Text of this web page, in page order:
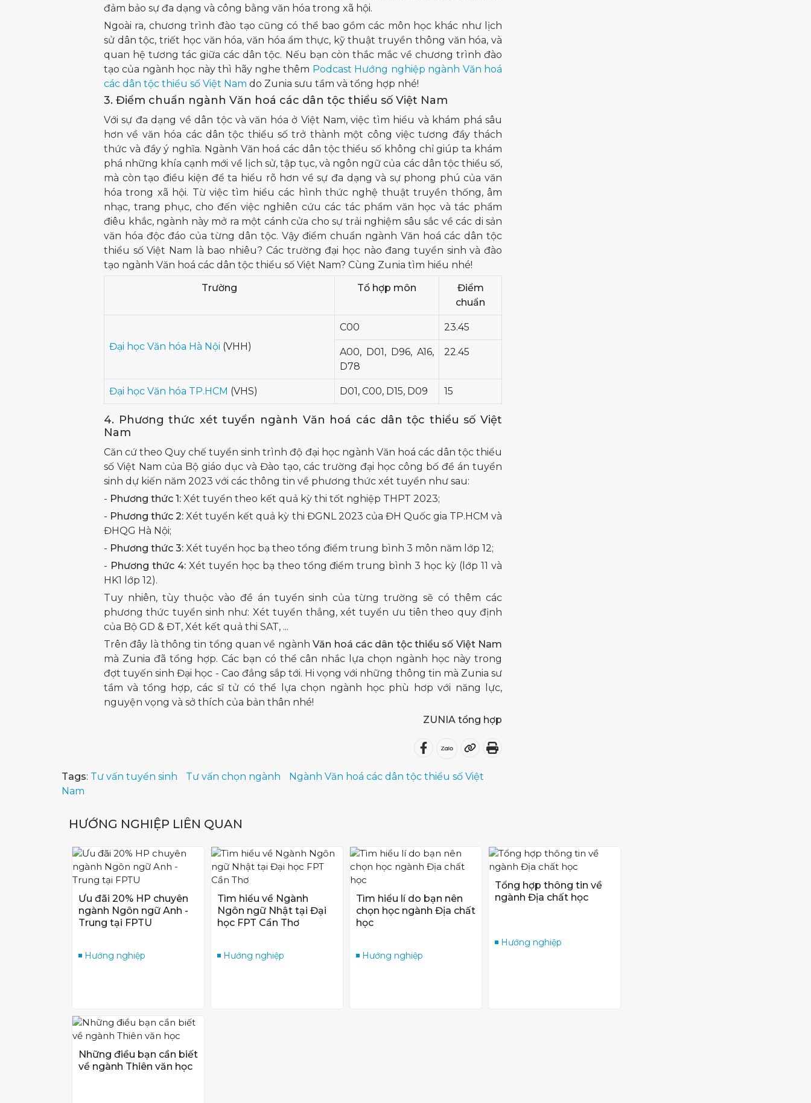
đảm bảo sự đa dạng và công bằng văn hóa trong xã hội.
Ngoài ra, chương trình đào tạo cũng có thể bao gồm các môn học khác như lịch
sử dân tộc, triết học văn hóa, văn hóa ẩm thực, kỹ thuật truyền thông văn hóa, và
quan hệ tương tác giữa các dân tộc. Nếu bạn còn thắc mắc về chương trình đào
tạo của ngành học này thì hãy nghe thêm Podcast Hướng nghiệp ngành Văn hoá
các dân tộc thiểu số Việt Nam do Zunia sưu tầm và tổng hợp nhé!
3. Điểm chuẩn ngành Văn hoá các dân tộc thiểu số Việt Nam
Với sự đa dạng về dân tộc và văn hóa ở Việt Nam, việc tìm hiểu và khám phá sâu
hơn về văn hóa các dân tộc thiểu số trở thành một công việc tương đầy thách
thức và đầy ý nghĩa. Ngành Văn hoá các dân tộc thiểu số không chỉ giúp ta khám
phá những khía cạnh mới về lịch sử, tập tục, và ngôn ngữ của các dân tộc thiểu số,
mà còn tạo điều kiện để ta hiểu rõ hơn về sự đa dạng và sự phong phú của văn
hóa trong xã hội. Từ việc tìm hiểu các hình thức nghệ thuật truyền thống, âm
nhạc, trang phục, cho đến việc nghiên cứu các tác phẩm văn học và tác phẩm
điêu khắc, ngành này mở ra một cánh cửa cho sự trải nghiệm sâu sắc về các di sản
văn hóa độc đáo của từng dân tộc. Vậy điểm chuẩn ngành Văn hoá các dân tộc
thiểu số Việt Nam là bao nhiêu? Các trường đại học nào đang tuyển sinh và đào
tạo ngành Văn hoá các dân tộc thiểu số Việt Nam? Cùng Zunia tìm hiểu nhé!
Trường
Tổ hợp môn
Điểm
chuẩn
Đại học Văn hóa Hà Nội (VHH)
C00 23.45
A00, D01, D96, A16,
D78
22.45
Đại học Văn hóa TP.HCM (VHS) D01, C00, D15, D09 15
4. Phương thức xét tuyển ngành Văn hoá các dân tộc thiểu số Việt
Nam
Căn cứ theo Quy chế tuyển sinh trình độ đại học ngành Văn hoá các dân tộc thiểu
số Việt Nam của Bộ giáo dục và Đào tạo, các trường đại học công bố đề án tuyển
sinh dự kiến năm 2023 với các thông tin về phương thức xét tuyển như sau:
- Phương thức 1: Xét tuyển theo kết quả kỳ thi tốt nghiệp THPT 2023;
- Phương thức 2: Xét tuyển kết quả kỳ thi ĐGNL 2023 của ĐH Quốc gia TP.HCM và
ĐHQG Hà Nội;
- Phương thức 3: Xét tuyển học bạ theo tổng điểm trung bình 3 môn năm lớp 12;
- Phương thức 4:Xét tuyển học bạ theo tổng điểm trung bình 3 học kỳ (lớp 11 và
HK1 lớp 12).
Tuy nhiên, tùy thuộc vào đề án tuyển sinh của từng trường sẽ có thêm các
phương thức tuyển sinh như: Xét tuyển thẳng, xét tuyển ưu tiên theo quy định
của Bộ GD & ĐT, Xét kết quả thi SAT, ...
Trên đây là thông tin tổng quan về ngànhVăn hoá các dân tộc thiểu số Việt Nam
mà Zunia đã tổng hợp. Các bạn có thể cân nhắc lựa chọn ngành học này trong
đợt tuyến sinh Đại học - Cao đẳng sắp tới. Hi vọng với những thông tin mà Zunia sư
tầm và tổng hợp, các sĩ tử có thể lựa chọn ngành học phù hơp với năng lực,
nguyện vọng và sở thích của bản thân nhé!
ZUNIA tổng hợp
Tags: Tư vấn tuyển sinh Tư vấn chọn ngành
Ngành Văn hoá các dân tộc thiểu số Việt
Nam
HƯỚNG NGHIỆP LIÊN QUAN
Ưu đãi 20% HP chuyên
ngành Ngôn ngữ Anh -
Trung tại FPTU
Hướng nghiệp
Tìm hiểu về Ngành
Ngôn ngữ Nhật tại Đại
học FPT Cần Thơ
Hướng nghiệp
Tìm hiểu lí do bạn nên
chọn học ngành Địa chất
học
Hướng nghiệp
Tổng hợp thông tin về
ngành Địa chất học
Hướng nghiệp
Những điều bạn cần biết
về ngành Thiên văn học